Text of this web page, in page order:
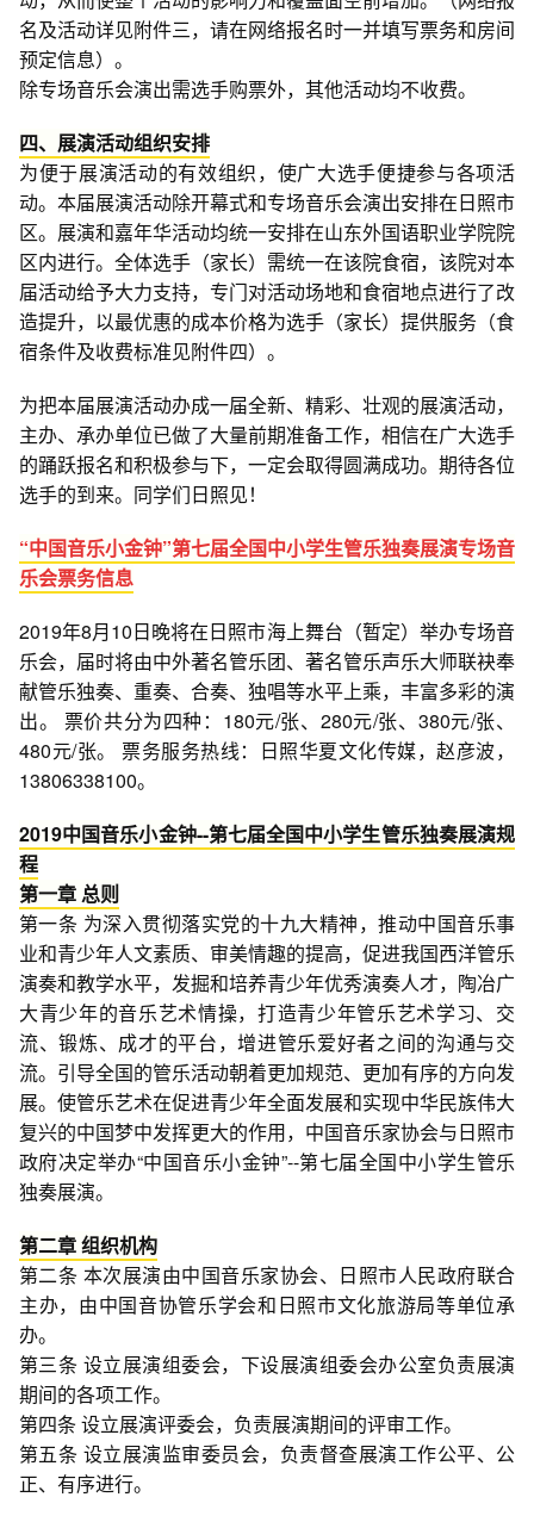
名及活动详见附件三，请在网络报名时一并填写票务和房间
预定信息）。
除专场音乐会演出需选手购票外，其他活动均不收费。
四、展演活动组织安排
为便于展演活动的有效组织，使广大选手便捷参与各项活
动。本届展演活动除开幕式和专场音乐会演出安排在日照市
区。展演和嘉年华活动均统一安排在山东外国语职业学院院
区内进行。全体选手（家长）需统一在该院食宿，该院对本
届活动给予大力支持，专门对活动场地和食宿地点进行了改
造提升，以最优惠的成本价格为选手（家长）提供服务（食
宿条件及收费标准见附件四）。
为把本届展演活动办成一届全新、精彩、壮观的展演活动，
主办、承办单位已做了大量前期准备工作，相信在广大选手
的踊跃报名和积极参与下，一定会取得圆满成功。期待各位
选手的到来。同学们日照见！
“中国音乐小金钟”第七届全国中小学生管乐独奏展演专场音
乐会票务信息
2019年8月10日晚将在日照市海上舞台（暂定）举办专场音
乐会，届时将由中外著名管乐团、著名管乐声乐大师联袂奉
献管乐独奏、重奏、合奏、独唱等水平上乘，丰富多彩的演
出。 票价共分为四种：180元/张、280元/张、380元/张、
480元/张。 票务服务热线：日照华夏文化传媒，赵彦波，
13806338100。
2019中国音乐小金钟--第七届全国中小学生管乐独奏展演规
程
第一章 总则
第一条 为深入贯彻落实党的十九大精神，推动中国音乐事
业和青少年人文素质、审美情趣的提高，促进我国西洋管乐
演奏和教学水平，发掘和培养青少年优秀演奏人才，陶冶广
大青少年的音乐艺术情操，打造青少年管乐艺术学习、交
流、锻炼、成才的平台，增进管乐爱好者之间的沟通与交
流。引导全国的管乐活动朝着更加规范、更加有序的方向发
展。使管乐艺术在促进青少年全面发展和实现中华民族伟大
复兴的中国梦中发挥更大的作用，中国音乐家协会与日照市
政府决定举办“中国音乐小金钟”--第七届全国中小学生管乐
独奏展演。
第二章 组织机构
第二条 本次展演由中国音乐家协会、日照市人民政府联合
主办，由中国音协管乐学会和日照市文化旅游局等单位承
办。
第三条 设立展演组委会，下设展演组委会办公室负责展演
期间的各项工作。
第四条 设立展演评委会，负责展演期间的评审工作。
第五条 设立展演监审委员会，负责督查展演工作公平、公
正、有序进行。